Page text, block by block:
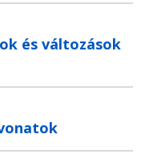
és változások